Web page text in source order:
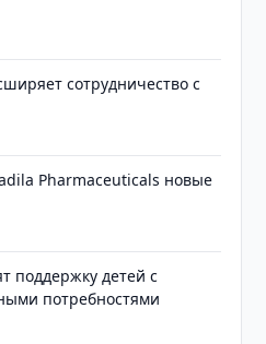
сотрудничество с
Pharmaceuticals новые
поддержку детей с
потребностями